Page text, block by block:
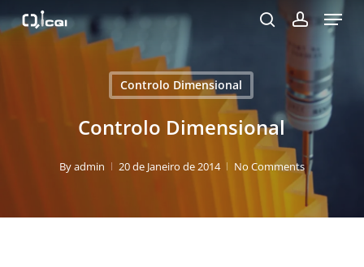
to
account
Menu
Controlo Dimensional
Controlo Dimensional
Byadmin 20 de Janeiro de 2014 No Comments
Menu